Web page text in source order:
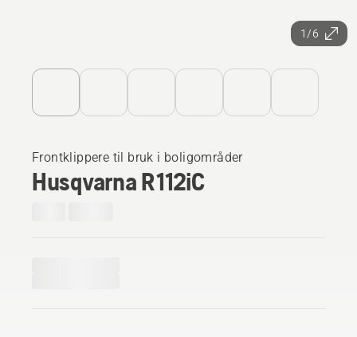
1/6
Frontklippere til bruk i boligområder
Husqvarna R 112iC